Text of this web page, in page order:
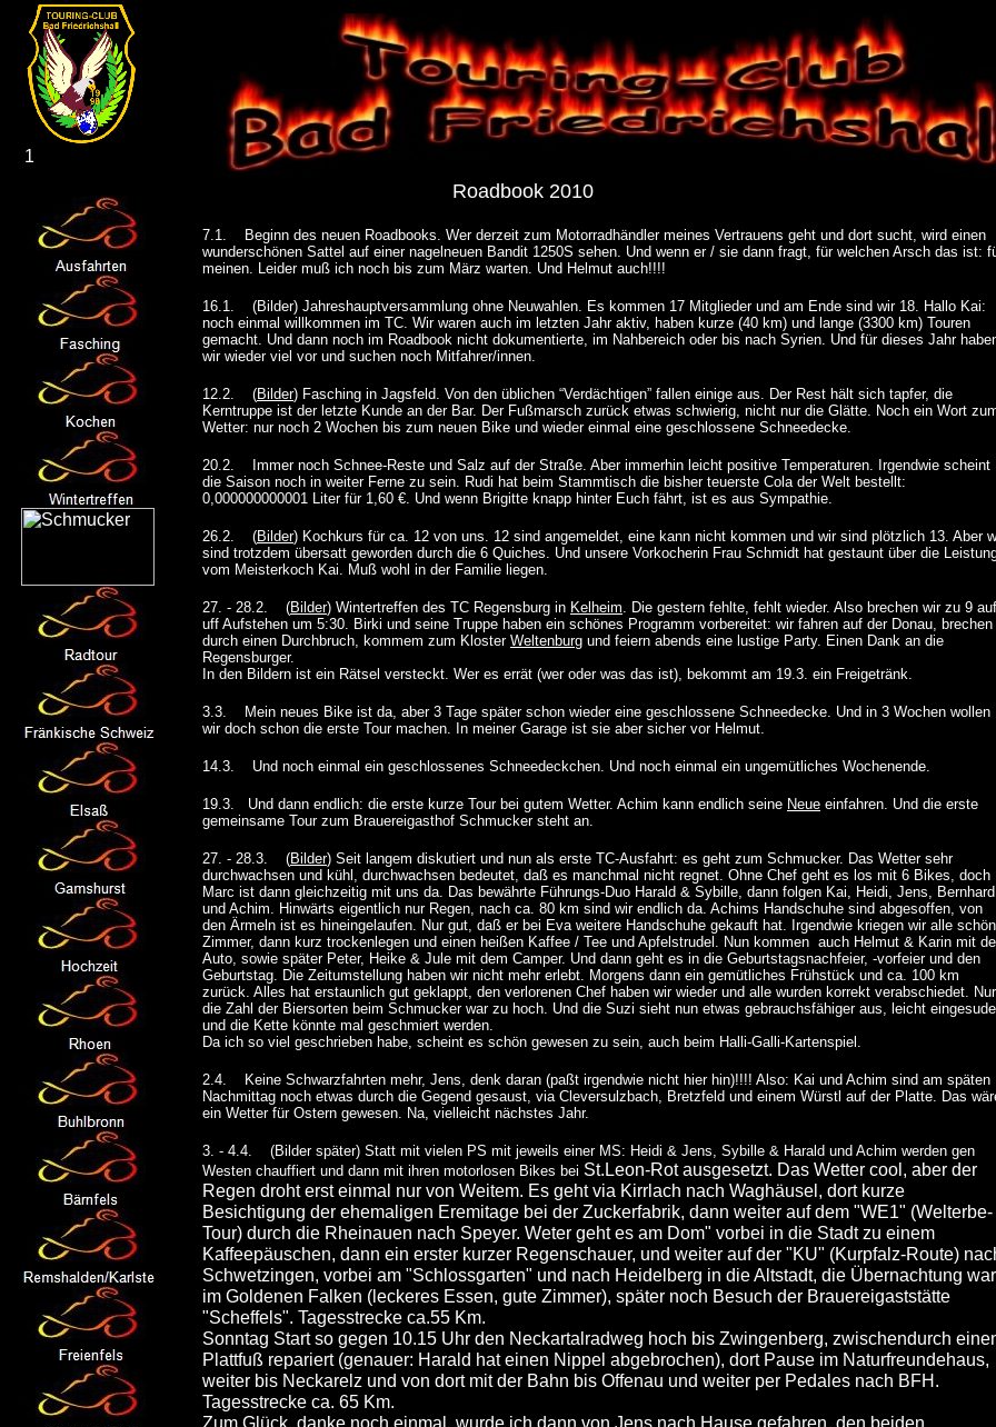
1
Roadbook 2010
7.1. Beginn des neuen Roadbooks. Wer derzeit zum Motorradhändler meines Vertrauens geht und dort sucht, wird einen
wunderschönen Sattel auf einer nagelneuen Bandit 1250S sehen. Und wenn er / sie dann fragt, für welchen Arsch das ist:
meinen. Leider muß ich noch bis zum März warten. Und Helmut auch!!!!
16.1. (Bilder) Jahreshauptversammlung ohne Neuwahlen. Es kommen 17 Mitglieder und am Ende sind wir 18. Hallo Kai:
noch einmal willkommen im TC. Wir waren auch im letzten Jahr aktiv, haben kurze (40 km) und lange (3300 km) Touren
gemacht. Und dann noch im Roadbook nicht dokumentierte, im Nahbereich oder bis nach Syrien. Und für dieses Jahr
wir wieder viel vor und suchen noch Mitfahrer/innen.
12.2. (Bilder) Fasching in Jagsfeld. Von den üblichen “Verdächtigen” fallen einige aus. Der Rest hält sich tapfer, die
Kerntruppe ist der letzte Kunde an der Bar. Der Fußmarsch zurück etwas schwierig, nicht nur die Glätte. Noch ein Wort
Wetter: nur noch 2 Wochen bis zum neuen Bike und wieder einmal eine geschlossene Schneedecke.
20.2. Immer noch Schnee-Reste und Salz auf der Straße. Aber immerhin leicht positive Temperaturen. Irgendwie scheint
die Saison noch in weiter Ferne zu sein. Rudi hat beim Stammtisch die bisher teuerste Cola der Welt bestellt:
0,000000000001 Liter für 1,60 €. Und wenn Brigitte knapp hinter Euch fährt, ist es aus Sympathie.
26.2. (Bilder) Kochkurs für ca. 12 von uns. 12 sind angemeldet, eine kann nicht kommen und wir sind plötzlich 13. Aber
sind trotzdem übersatt geworden durch die 6 Quiches. Und unsere Vorkocherin Frau Schmidt hat gestaunt über die
vom Meisterkoch Kai. Muß wohl in der Familie liegen.
27. - 28.2. (Bilder) Wintertreffen des TC Regensburg in Kelheim. Die gestern fehlte, fehlt wieder. Also brechen wir zu 9
uff Aufstehen um 5:30. Birki und seine Truppe haben ein schönes Programm vorbereitet: wir fahren auf der Donau, brechen
durch einen Durchbruch, kommem zum Kloster Weltenburg und feiern abends eine lustige Party. Einen Dank an die
Regensburger.
In den Bildern ist ein Rätsel versteckt. Wer es errät (wer oder was das ist), bekommt am 19.3. ein Freigetränk.
3.3. Mein neues Bike ist da, aber 3 Tage später schon wieder eine geschlossene Schneedecke. Und in 3 Wochen wollen
wir doch schon die erste Tour machen. In meiner Garage ist sie aber sicher vor Helmut.
14.3. Und noch einmal ein geschlossenes Schneedeckchen. Und noch einmal ein ungemütliches Wochenende.
19.3. Und dann endlich: die erste kurze Tour bei gutem Wetter. Achim kann endlich seine Neue einfahren. Und die erste
gemeinsame Tour zum Brauereigasthof Schmucker steht an.
27. - 28.3. (Bilder) Seit langem diskutiert und nun als erste TC-Ausfahrt: es geht zum Schmucker. Das Wetter sehr
durchwachsen und kühl, durchwachsen bedeutet, daß es manchmal nicht regnet. Ohne Chef geht es los mit 6 Bikes, doch
Marc ist dann gleichzeitig mit uns da. Das bewährte Führungs-Duo Harald & Sybille, dann folgen Kai, Heidi, Jens, Bernhard
und Achim. Hinwärts eigentlich nur Regen, nach ca. 80 km sind wir endlich da. Achims Handschuhe sind abgesoffen, von
den Ärmeln ist es hineingelaufen. Nur gut, daß er bei Eva weitere Handschuhe gekauft hat. Irgendwie kriegen wir alle
Zimmer, dann kurz trockenlegen und einen heißen Kaffee / Tee und Apfelstrudel. Nun kommen auch Helmut & Karin mit
Auto, sowie später Peter, Heike & Jule mit dem Camper. Und dann geht es in die Geburtstagsnachfeier, -vorfeier und den
Geburtstag. Die Zeitumstellung haben wir nicht mehr erlebt. Morgens dann ein gemütliches Frühstück und ca. 100 km
zurück. Alles hat erstaunlich gut geklappt, den verlorenen Chef haben wir wieder und alle wurden korrekt verabschiedet. Nur
die Zahl der Biersorten beim Schmucker war zu hoch. Und die Suzi sieht nun etwas gebrauchsfähiger aus, leicht
und die Kette könnte mal geschmiert werden.
Da ich so viel geschrieben habe, scheint es schön gewesen zu sein, auch beim Halli-Galli-Kartenspiel.
2.4. Keine Schwarzfahrten mehr, Jens, denk daran (paßt irgendwie nicht hier hin)!!!! Also: Kai und Achim sind am späten
Nachmittag noch etwas durch die Gegend gesaust, via Cleversulzbach, Bretzfeld und einem Würstl auf der Platte. Das
ein Wetter für Ostern gewesen. Na, vielleicht nächstes Jahr.
3. - 4.4. (Bilder später) Statt mit vielen PS mit jeweils einer MS: Heidi & Jens, Sybille & Harald und Achim werden gen
Westen chauffiert und dann mit ihren motorlosen Bikes bei St.Leon-Rot ausgesetzt. Das Wetter cool, aber der
Regen droht erst einmal nur von Weitem. Es geht via Kirrlach nach Waghäusel, dort kurze
Besichtigung der ehemaligen Eremitage bei der Zuckerfabrik, dann weiter auf dem "WE1" (Welterbe-
Tour) durch die Rheinauen nach Speyer. Weter geht es am Dom" vorbei in die Stadt zu einem
Kaffeepäuschen, dann ein erster kurzer Regenschauer, und weiter auf der "KU" (Kurpfalz-Route)
Schwetzingen, vorbei am "Schlossgarten" und nach Heidelberg in die Altstadt, die Übernachtung war
im Goldenen Falken (leckeres Essen, gute Zimmer), später noch Besuch der Brauereigaststätte
"Scheffels". Tagesstrecke ca.55 Km.
Sonntag Start so gegen 10.15 Uhr den Neckartalradweg hoch bis Zwingenberg, zwischendurch
Plattfuß repariert (genauer: Harald hat einen Nippel abgebrochen), dort Pause im Naturfreundehaus,
weiter bis Neckarelz und von dort mit der Bahn bis Offenau und weiter per Pedales nach BFH.
Tagesstrecke ca. 65 Km.
Zum Glück, danke noch einmal, wurde ich dann von Jens nach Hause gefahren, den beiden